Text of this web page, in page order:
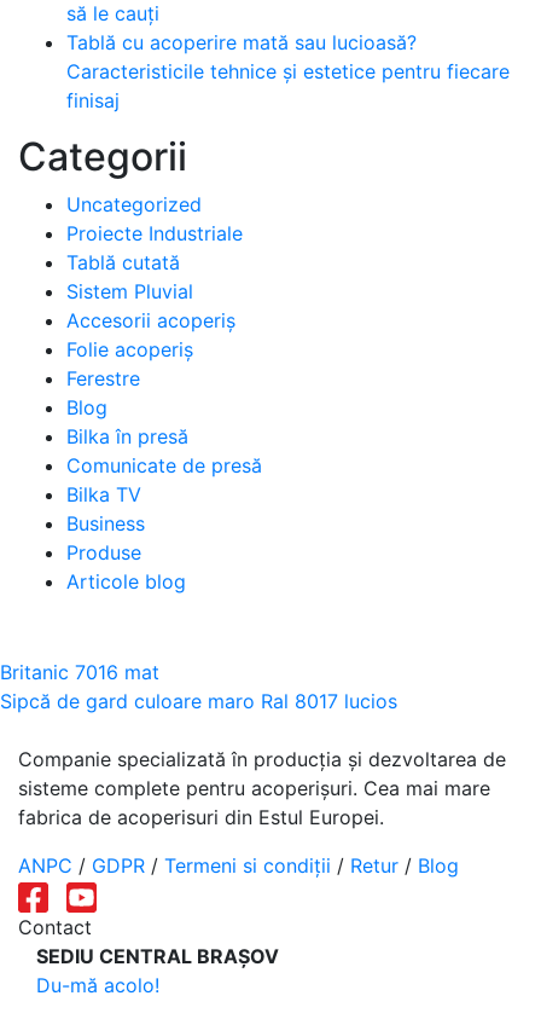
să le cauți
Tablă cu acoperire mată sau lucioasă?
Caracteristicile tehnice și estetice pentru fiecare
finisaj
Categorii
Uncategorized
Proiecte Industriale
Tablă cutată
Sistem Pluvial
Accesorii acoperiș
Folie acoperiș
Ferestre
Blog
Bilka în presă
Comunicate de presă
Bilka TV
Business
Produse
Articole blog
Navigare
în
articole
Britanic 7016 mat
Sipcă de gard culoare maro Ral 8017 lucios
Companie specializată în producția și dezvoltarea de
sisteme complete pentru acoperișuri. Cea mai mare
fabrica de acoperisuri din Estul Europei.
ANPC / GDPR / Termeni si condiții / Retur / Blog
Contact
SEDIU CENTRAL BRAȘOV
Du-mă acolo!